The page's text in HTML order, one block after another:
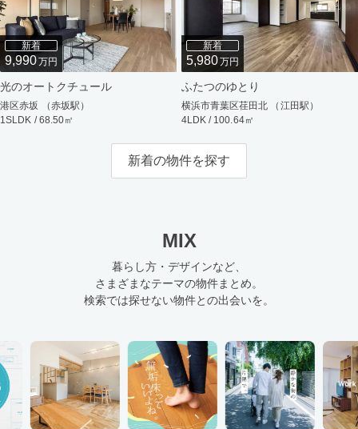
新着
9,990万円
光のオートクチュール
港区赤坂 （赤坂駅）
1SLDK / 68.50㎡
新着
5,980万円
ふたつのゆとり
横浜市青葉区荏田北 （江田駅）
4LDK / 100.64㎡
新着の物件を探す
MIX
暮らし方・デザインなど、
さまざまなテーマの物件まとめ。
検索では探せない物件との出会いを。